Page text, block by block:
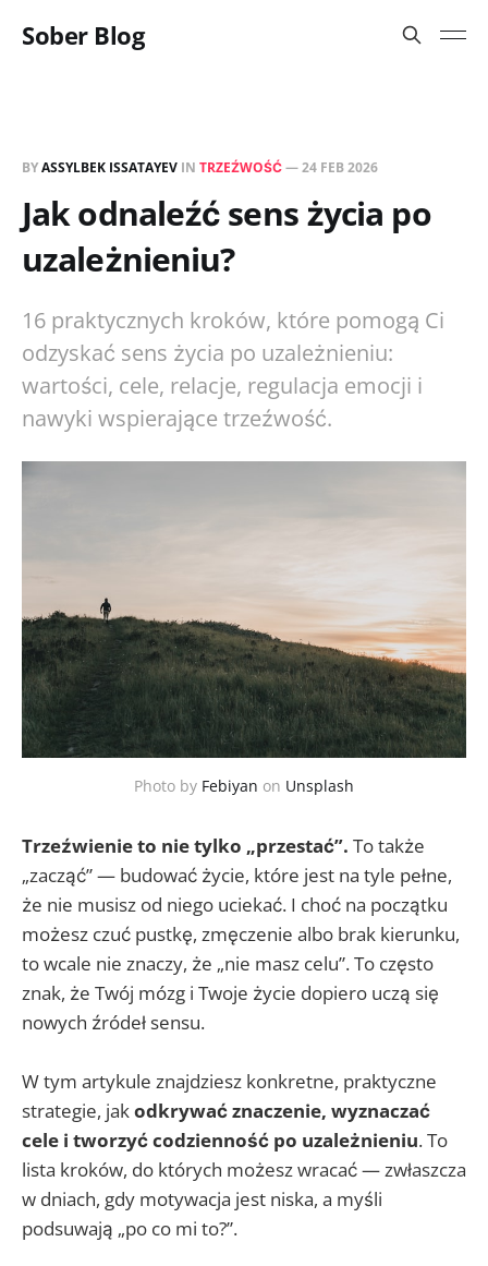
Sober Blog
BYASSYLBEK ISSATAYEV IN TRZEŹWOŚĆ—24 FEB 2026
Jak odnaleźć sens życia po
uzależnieniu?
16 praktycznych kroków, które pomogą Ci
odzyskać sens życia po uzależnieniu:
wartości, cele, relacje, regulacja emocji i
nawyki wspierające trzeźwość.
Photo by Febiyan on Unsplash
Trzeźwienie to nie tylko „przestać”. To także
„zacząć” — budować życie, które jest na tyle pełne,
że nie musisz od niego uciekać. I choć na początku
możesz czuć pustkę, zmęczenie albo brak kierunku,
to wcale nie znaczy, że „nie masz celu”. To często
znak, że Twój mózg i Twoje życie dopiero uczą się
nowych źródeł sensu.
W tym artykule znajdziesz konkretne, praktyczne
strategie, jakodkrywać znaczenie, wyznaczać
cele i tworzyć codzienność po uzależnieniu. To
lista kroków, do których możesz wracać — zwłaszcza
w dniach, gdy motywacja jest niska, a myśli
podsuwają „po co mi to?”.